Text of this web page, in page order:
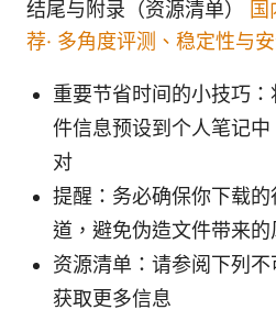
结尾与附录（资源清单）
荐· 多角度评测、稳定性与
重要节省时间的小技巧
件信息预设到个人笔记
对
提醒：务必确保你下载
道，避免伪造文件带来的
资源清单：请参阅下列
获取更多信息